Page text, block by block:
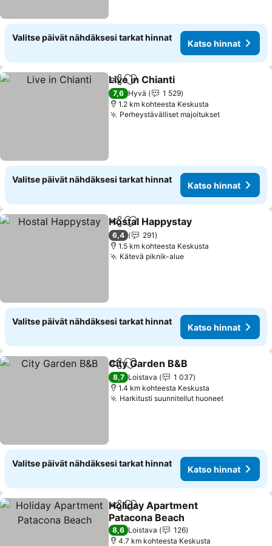
Valitse päivät nähdäksesi tarkat hinnat
Katso hinnat
Jaa Lisää suosikkeihin
Live in Chianti
7,6 Hyvä
1 529
1.2 km kohteesta Keskusta
Perheystävälliset majoituksetKatso
Valitse päivät nähdäksesi tarkat hinnat
Katso hinnat
Jaa Lisää suosikkeihin
Hostal Happystay
6,4
291
1.5 km kohteesta Keskusta
Kätevä piknik-alueKatso hinnat
Valitse päivät nähdäksesi tarkat hinnat
Katso hinnat
Jaa Lisää suosikkeihin
City Garden B&B
8,7 Loistava
1 037
1.4 km kohteesta Keskusta
Harkitusti suunnitellut huoneetKatso
Valitse päivät nähdäksesi tarkat hinnat
Katso hinnat
Jaa Lisää suosikkeihin
Holiday Apartment
Patacona Beach
Katso hinnat
8,6 Loistava
126
4.7 km kohteesta Keskusta